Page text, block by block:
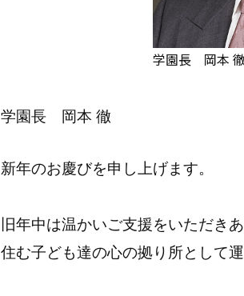
学園長 岡本
学園長 岡本 徹
新年のお慶びを申し上げます。
旧年中は温かいご支援をいただき
住む子ども達の心の拠り所として